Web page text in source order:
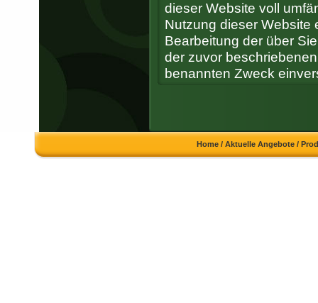
dieser Website voll
Nutzung dieser Website
Bearbeitung der über
der zuvor
benannten Zweck
Home /Aktuelle Angebote /